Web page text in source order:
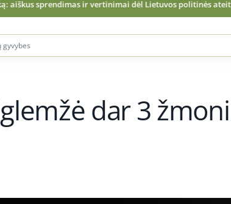
ir vertinimai dėl Lietuvos politinės ateitiesLietuvą
dar 3